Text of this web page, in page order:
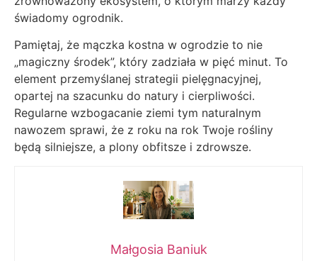
świadomy ogrodnik.
Pamiętaj, że mączka kostna w ogrodzie to nie
„magiczny środek”, który zadziała w pięć minut. To
element przemyślanej strategii pielęgnacyjnej,
opartej na szacunku do natury i cierpliwości.
Regularne wzbogacanie ziemi tym naturalnym
nawozem sprawi, że z roku na rok Twoje rośliny
będą silniejsze, a plony obfitsze i zdrowsze.
Małgosia Baniuk